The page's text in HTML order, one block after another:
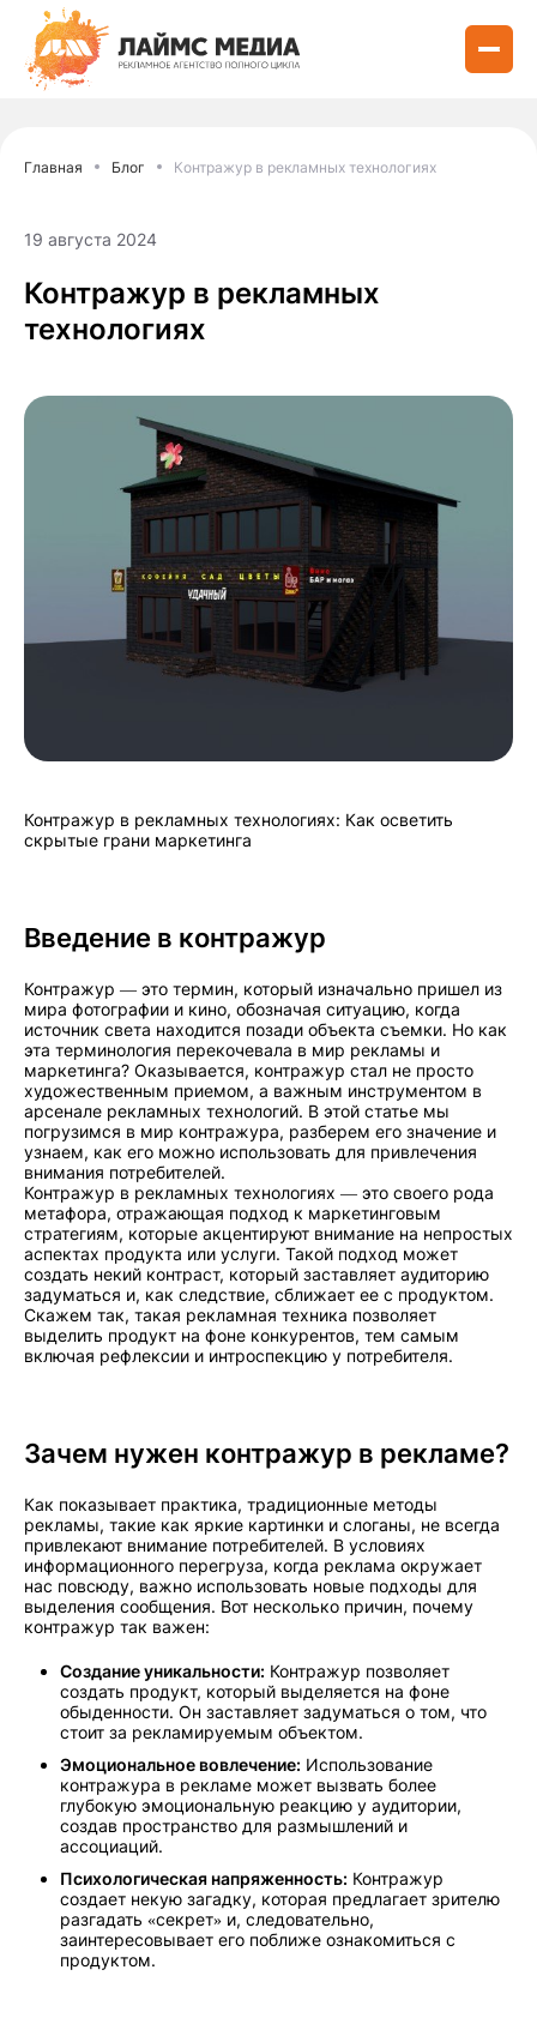
Главная Блог Контражур в рекламных технологиях
19 августа 2024
Контражур в рекламных
технологиях
Контражур в рекламных технологиях: Как осветить
скрытые грани маркетинга
Введение в контражур
Контражур — это термин, который изначально пришел из
мира фотографии и кино, обозначая ситуацию, когда
источник света находится позади объекта съемки. Но как
эта терминология перекочевала в мир рекламы и
маркетинга? Оказывается, контражур стал не просто
художественным приемом, а важным инструментом в
арсенале рекламных технологий. В этой статье мы
погрузимся в мир контражура, разберем его значение и
узнаем, как его можно использовать для привлечения
внимания потребителей.
Контражур в рекламных технологиях — это своего рода
метафора, отражающая подход к маркетинговым
стратегиям, которые акцентируют внимание на непростых
аспектах продукта или услуги. Такой подход может
создать некий контраст, который заставляет аудиторию
задуматься и, как следствие, сближает ее с продуктом.
Скажем так, такая рекламная техника позволяет
выделить продукт на фоне конкурентов, тем самым
включая рефлексии и интроспекцию у потребителя.
Зачем нужен контражур в рекламе?
Как показывает практика, традиционные методы
рекламы, такие как яркие картинки и слоганы, не всегда
привлекают внимание потребителей. В условиях
информационного перегруза, когда реклама окружает
нас повсюду, важно использовать новые подходы для
выделения сообщения. Вот несколько причин, почему
контражур так важен:
Создание уникальности: Контражур позволяет
создать продукт, который выделяется на фоне
обыденности. Он заставляет задуматься о том, что
стоит за рекламируемым объектом.
Эмоциональное вовлечение: Использование
контражура в рекламе может вызвать более
глубокую эмоциональную реакцию у аудитории,
создав пространство для размышлений и
ассоциаций.
Психологическая напряженность: Контражур
создает некую загадку, которая предлагает зрителю
разгадать «секрет» и, следовательно,
заинтересовывает его поближе ознакомиться с
продуктом.